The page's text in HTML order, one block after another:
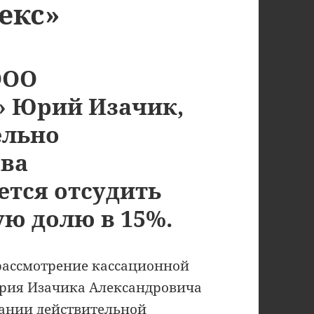
Юрий Изачик,
отсудить
долю в 15%.
кассационной
Изачика Александровича
действительной